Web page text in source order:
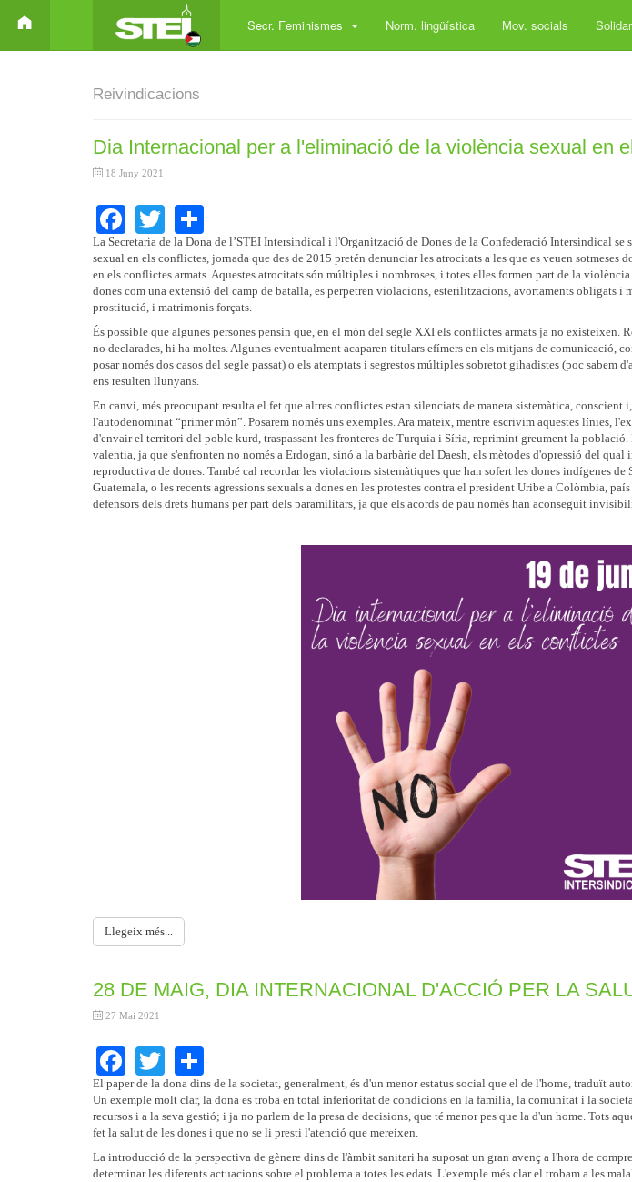
Secr. Feminismes Norm. lingüística Mov. socials
Reivindicacions
Dia Internacional per a l'eliminació de la violència sexual en
18 Juny 2021
Facebook
Twitter
La Secretaria de la Dona de l’STEI Intersindical i l'Organització de Dones de la Confederació Intersindical
sexual en els conflictes, jornada que des de 2015 pretén denunciar les atrocitats a les que es veuen sotmeses
en els conflictes armats. Aquestes atrocitats són múltiples i nombroses, i totes elles formen part de la
dones com una extensió del camp de batalla, es perpetren violacions, esterilitzacions, avortaments obligats i
prostitució, i matrimonis forçats.
És possible que algunes persones pensin que, en el món del segle XXI els conflictes armats ja no existeixen.
no declarades, hi ha moltes. Algunes eventualment acaparen titulars efímers en els mitjans de comunicació,
posar només dos casos del segle passat) o els atemptats i segrestos múltiples sobretot gihadistes (poc sabem
ens resulten llunyans.
En canvi, més preocupant resulta el fet que altres conflictes estan silenciats de manera sistemàtica, conscient
l'autodenominat “primer món”. Posarem només uns exemples. Ara mateix, mentre escrivim aquestes línies,
d'envair el territori del poble kurd, traspassant les fronteres de Turquia i Síria, reprimint greument la
valentia, ja que s'enfronten no només a Erdogan, sinó a la barbàrie del Daesh, els mètodes d'opressió del
reproductiva de dones. També cal recordar les violacions sistemàtiques que han sofert les dones indígenes de
Guatemala, o les recents agressions sexuals a dones en les protestes contra el president Uribe a Colòmbia,
defensors dels drets humans per part dels paramilitars, ja que els acords de pau només han aconseguit
Llegeix més...
28 DE MAIG, DIA INTERNACIONAL D'ACCIÓ PER LA
27 Mai 2021
Facebook
Twitter
El paper de la dona dins de la societat, generalment, és d'un menor estatus social que el de l'home, traduït
Un exemple molt clar, la dona es troba en total inferioritat de condicions en la família, la comunitat i la
recursos i a la seva gestió; i ja no parlem de la presa de decisions, que té menor pes que la d'un home. Tots
fet la salut de les dones i que no se li presti l'atenció que mereixen.
La introducció de la perspectiva de gènere dins de l'àmbit sanitari ha suposat un gran avenç a l'hora de
determinar les diferents actuacions sobre el problema a totes les edats. L'exemple més clar el trobam a les